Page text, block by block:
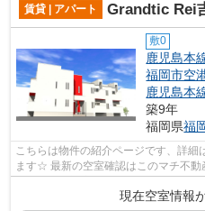
賃貸 | アパート Grandtic Rei吉塚(
敷0
鹿児島本
福岡市空
鹿児島本
築9年
福岡県福
こちらは物件の紹介ページです、詳細
ます☆ 最新の空室確認はこのマチ不
現在空室情報